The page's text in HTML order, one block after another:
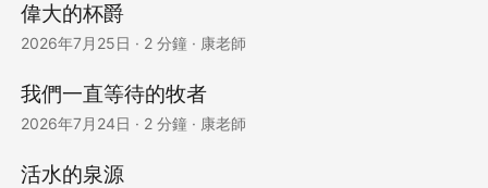
偉大的杯爵
2026年7月25日 · 2 分鐘 · 康老師
我們一直等待的牧者
2026年7月24日 · 2 分鐘 · 康老師
活水的泉源